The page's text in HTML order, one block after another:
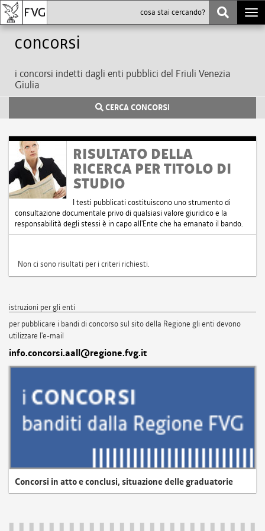
Concorsi
i concorsi indetti dagli enti pubblici del Friuli Venezia
Giulia
CERCA CONCORSI
RISULTATO DELLA
RICERCA PER TITOLO DI
STUDIO
I testi pubblicati costituiscono uno strumento di
consultazione documentale privo di qualsiasi valore giuridico e la
responsabilità degli stessi è in capo all'Ente che ha emanato il bando.
Non ci sono risultati per i criteri richiesti.
istruzioni per gli enti
per pubblicare i bandi di concorso sul sito della Regione gli enti devono
utilizzare l'e-mail
info.concorsi.aall@regione.fvg.it
Concorsi in atto e conclusi, situazione delle graduatorie